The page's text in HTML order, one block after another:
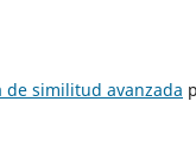
similitud avanzada